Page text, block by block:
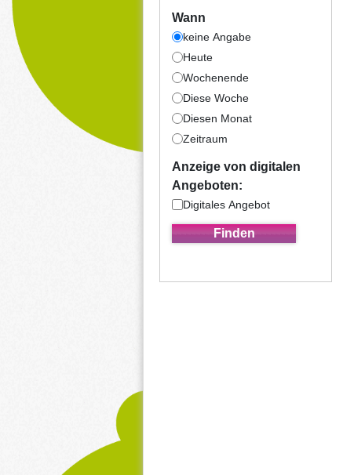
Wann
keine Angabe
Heute
Wochenende
Diese Woche
Diesen Monat
Zeitraum
Anzeige von digitalen
Angeboten:
Digitales Angebot